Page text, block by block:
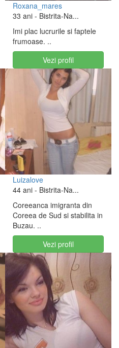
Roxana_mares
33 ani - Bistrita-Na...
Imi plac lucrurile si faptele
frumoase. ..
Vezi profil
Luizalove
44 ani - Bistrita-Na...
Coreeanca imigranta din
Coreea de Sud si stabilita in
Buzau. ..
Vezi profil